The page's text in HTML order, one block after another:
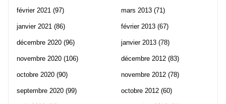
février 2021 (97)
janvier 2021 (86)
décembre 2020 (96)
novembre 2020 (106)
octobre 2020 (90)
septembre 2020 (99)
mars 2013 (71)
février 2013 (67)
janvier 2013 (78)
décembre 2012 (83)
novembre 2012 (78)
octobre 2012 (60)